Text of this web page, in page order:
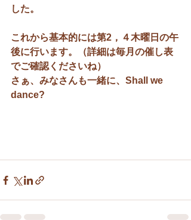
した。
これから基本的には第2，４木曜日の午
後に行います。（詳細は毎月の催し表
でご確認くださいね）
さぁ、みなさんも一緒に、Shall we
dance?